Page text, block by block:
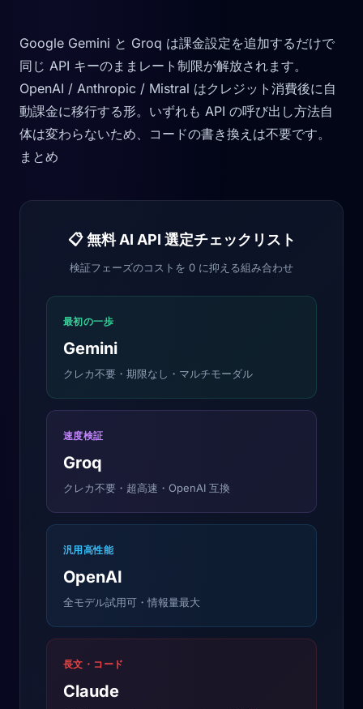
Google Gemini と Groq は課金設定を追加するだけで
同じ API キーのままレート制限が解放されます。
OpenAI / Anthropic / Mistral はクレジット消費後に自
動課金に移行する形。いずれも API の呼び出し方法自
体は変わらないため、コードの書き換えは不要です。
まとめ
📋 無料 AI API 選定チェックリスト
検証フェーズのコストを 0 に抑える組み合わせ
最初の一歩
Gemini
クレカ不要・期限なし・マルチモーダル
速度検証
Groq
クレカ不要・超高速・OpenAI 互換
汎用高性能
OpenAI
全モデル試用可・情報量最大
長文・コード
Claude